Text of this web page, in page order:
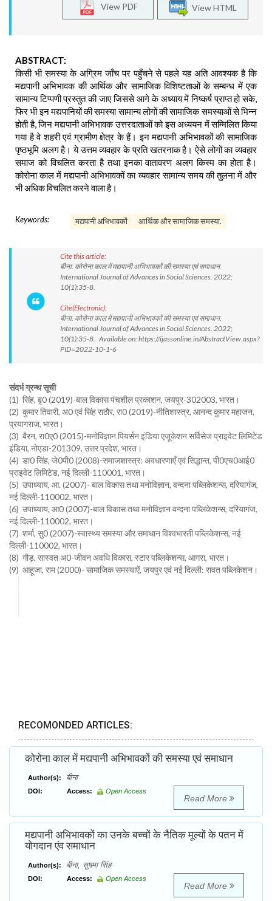
View HTML
View PDF
ABSTRACT:
किसी भी समस्या के अग्रिम जाँच पर पहुँचने से पहले यह अति आवश्यक है कि
मद्यपानी अभिभावक की आर्थिक और सामाजिक विशिष्टताओं के सम्बन्ध में एक
सामान्य टिप्पणी प्रस्तुत की जाए जिससे आगे के अध्याय में निष्कर्ष प्राप्त हो सके,
फिर भी इन मद्यपानियों की समस्या सामान्य लोगों की सामाजिक समस्याओं से भिन्न
होती है, जिन मद्यपानी अभिभावक उत्तरदाताओं को इस अध्ययन में सम्मिलित किया
गया है वे शहरी एवं ग्रामीण क्षेत्र के हैं। इन मद्यपानी अभिभावकों की सामाजिक
पृष्ठभूमि अलग है। ये उत्तम व्यवहार के प्रति खतरनाक है। ऐसे लोगों का व्यवहार
समाज को विचलित करता है तथा इनका वातावरण अलग किस्म का होता है।
कोरोना काल में मद्यपानी अभिभावकों का व्यवहार सामान्य समय की तुलना में और
भी अधिक विचलित करने वाला है।
Keywords: मद्यपानी अभिभावकों आर्थिक और सामाजिक समस्या.
Cite this article:
बीना. कोरोना काल में मद्यपानी अभिभावकों की समस्या एवं समाधान.
International Journal of Advances in Social Sciences. 2022;
10(1):35-8.
Cite(Electronic):
बीना. कोरोना काल में मद्यपानी अभिभावकों की समस्या एवं समाधान.
International Journal of Advances in Social Sciences. 2022;
10(1):35-8. Available on: https://ijassonline.in/AbstractView.aspx?
PID=2022-10-1-6
संदर्भ ग्रन्थ सूची
(1) सिंह, बृ0 (2019)-बाल विकास पंचशील प्रकाशन, जयपुर-302003, भारत।
(2) कुमार तिवारी, अ0 एवं सिंह राठौर, रा0 (2019)-नीतिशास्त्र, आनन्द कुमार महाजन,
प्रयागराज, भारत।
(3) बैरन, रा0ए0 (2015)-मनोविज्ञान पियर्सन इंडिया एजूकेशन सर्विसेज प्राइवेट लिमिटेड
इंडिया, नोएडा-201309, उत्तर प्रदेश, भारत।
(4) डा0 सिंह, जे0पी0 (2008)-समाजशास्त्र: अवधारणाएँ एवं सिद्धान्त, पी0एच0आई0
प्राइवेट लिमिटेड, नई दिल्ली-110001, भारत।
(5) उपाध्याय, आ. (2007)- बाल विकास तथा मनोविज्ञान, वन्दना पब्लिकेशन्स, दरियागंज,
नई दिल्ली-110002, भारत।
(6) उपाध्याय, आ0 (2007)-बाल विकास तथा मनोविज्ञान वन्दना पब्लिकेशन्स, दरियागंज,
नई दिल्ली-110002, भारत।
(7) शर्मा, सु0 (2007)-स्वास्थ्य समस्या और समाधान विश्वभारती पब्लिकेशन्स, नई
दिल्ली-110002, भारत।
(8) गौड़, सास्वत अ0-जीवन अवधि विकास, स्टार पब्लिकेशन्स, आगरा, भारत।
(9) आहूजा, राम (2000)- सामाजिक समस्याऐं, जयपुर एवं नई दिल्ली: रावत पब्लिकेशन।
RECOMONDED ARTICLES:
कोरोना काल में मद्यपानी अभिभावकों की समस्या एवं समाधान
Author(s): बीना
DOI: Access: Open Access
Read More
मद्यपानी अभिभावकों का उनके बच्चों के नैतिक मूल्यों के पतन में
योगदान एंव समाधान
Author(s): बीना, सुषमा सिंह
DOI: Access: Open Access
Read More